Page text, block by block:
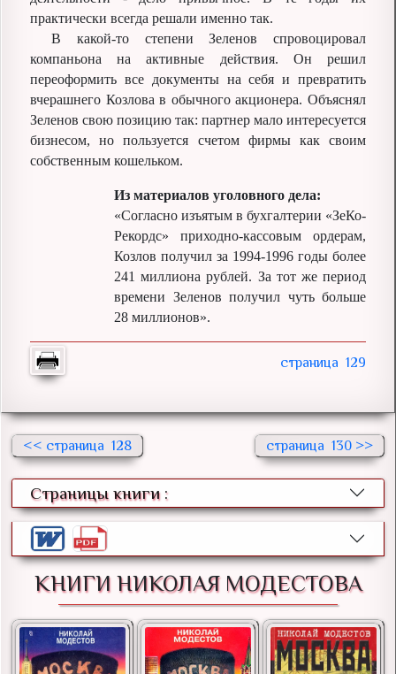
практически всегда решали именно так.
В какой-то степени Зеленов спровоцировал
компаньона на активные действия. Он решил
переоформить все документы на себя и превратить
вчерашнего Козлова в обычного акционера. Объяснял
Зеленов свою позицию так: партнер мало интересуется
бизнесом, но пользуется счетом фирмы как своим
собственным кошельком.
Из материалов уголовного дела:
«Согласно изъятым в бухгалтерии «ЗеКо-
Рекордс» приходно-кассовым ордерам,
Козлов получил за 1994-1996 годы более
241 миллиона рублей. За тот же период
времени Зеленов получил чуть больше
28 миллионов».
129
<< 128 130 >>
Страницы книги :
КНИГИ НИКОЛАЯ МОДЕСТОВА